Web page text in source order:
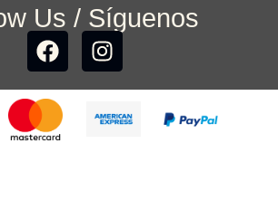
Us / Síguenos